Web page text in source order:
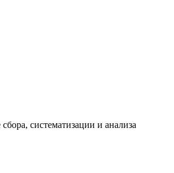
систематизации и анализа